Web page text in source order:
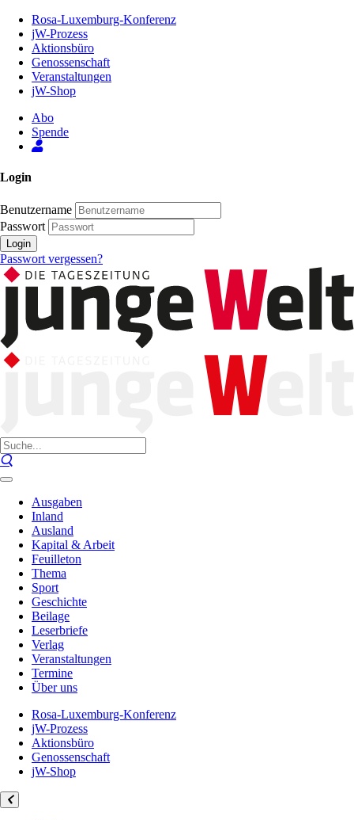
Inhalt
Seite
Rosa-Luxemburg-Konferenz
jW-Prozess
Aktionsbüro
Genossenschaft
Veranstaltungen
jW-Shop
Abo
Spende
Login
Benutzername
Passwort
Login
Passwort vergessen?
Ausgaben
Inland
Ausland
Kapital & Arbeit
Feuilleton
Thema
Sport
Geschichte
Beilage
Leserbriefe
Verlag
Veranstaltungen
Termine
Über uns
Rosa-Luxemburg-Konferenz
jW-Prozess
Aktionsbüro
Genossenschaft
jW-Shop